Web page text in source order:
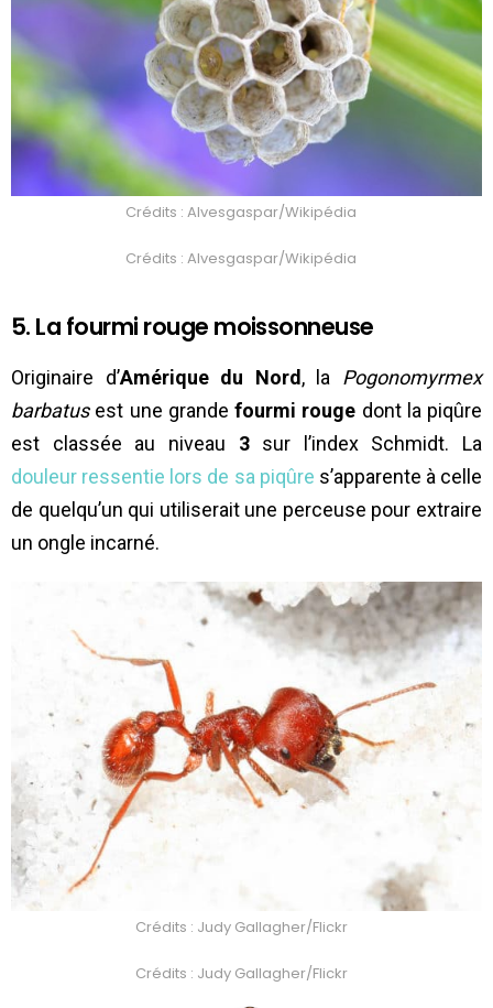
Crédits : Alvesgaspar/Wikipédia
Crédits : Alvesgaspar/Wikipédia
5. La fourmi rouge moissonneuse
Originaire d’Amérique du Nord , la Pogonomyrmex
barbatusest une grande fourmi rouge dont la piqûre
est classée au niveau 3sur l’index Schmidt. La
douleur ressentie lors de sa piqûre s’apparente à celle
de quelqu’un qui utiliserait une perceuse pour extraire
un ongle incarné.
Crédits : Judy Gallagher/Flickr
Crédits : Judy Gallagher/Flickr